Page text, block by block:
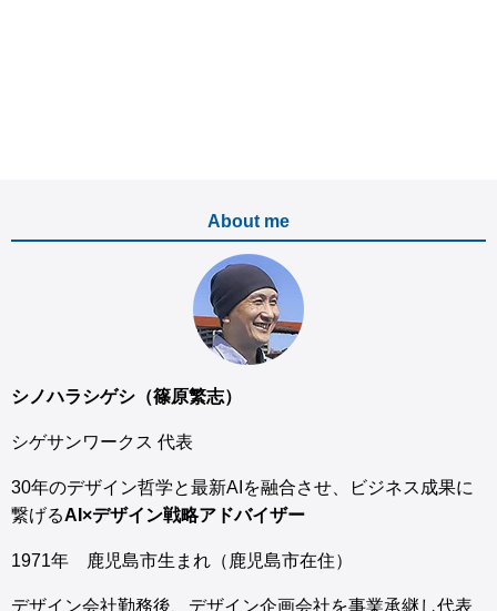
About me
シノハラシゲシ（篠原繁志）
シゲサンワークス 代表
30年のデザイン哲学と最新AIを融合させ、ビジネス成果に
繋げるAI×デザイン戦略アドバイザー
1971年 鹿児島市生まれ（鹿児島市在住）
デザイン会社勤務後、デザイン企画会社を事業承継し代表